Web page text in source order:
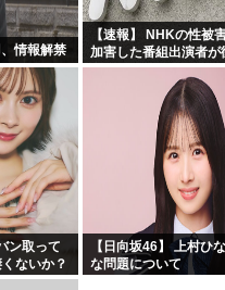
、情報解禁
【速報】 NHKの性被
加害した番組出演者が
白！
ン取って
ないか？
とになり
【日向坂46】 上村ひ
な問題について